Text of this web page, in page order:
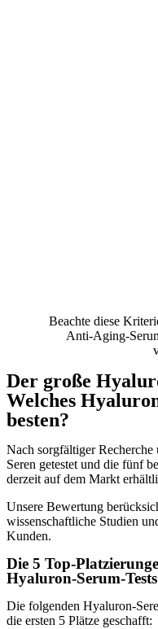
Beachte diese
Anti-Aging-
Der große
Welches
besten?
Nach sorgfältiger
Seren getestet und die fünf
derzeit auf dem Markt
Unsere Bewertung
wissenschaftliche Studien
Kunden.
Die 5 Top-
Hyaluron-Serum-Tests
Die folgenden Hyaluron-
die ersten 5 Plätze geschafft: